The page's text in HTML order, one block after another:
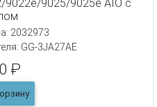
9025/9025e AIO с
2032973
GG-3JA27AE
₽